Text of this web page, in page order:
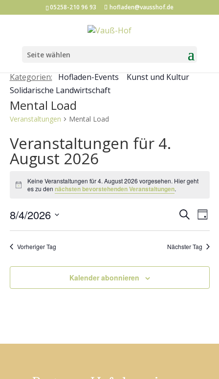
05258-210 96 93 hofladen@vausshof.de
Seite wählen
Kategorien: Hofladen-Events
Kunst und Kultur
Solidarische Landwirtschaft
Mental Load
Veranstaltungen Mental Load
Veranstaltungen für 4.
August 2026
Hinweis
Keine Veranstaltungen für 4. August 2026 vorgesehen. Hier geht
es zu den nächsten bevorstehenden Veranstaltungen.
und
SucheTag
8/4/2026
Datum
wählen.
Vorheriger Tag Nächster Tag
Kalender abonnieren